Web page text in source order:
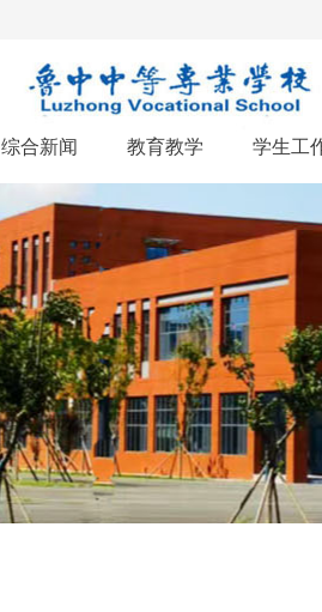
综合新闻 教育教学 学生工